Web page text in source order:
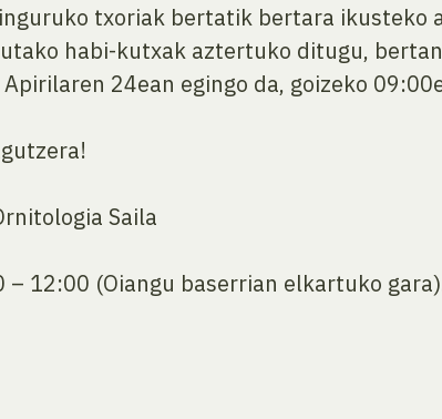
txoriak bertatik bertara ikusteko
habi-kutxak aztertuko ditugu,
24ean egingo da, goizeko
Saila
– 12:00 (Oiangu baserrian elkartuko